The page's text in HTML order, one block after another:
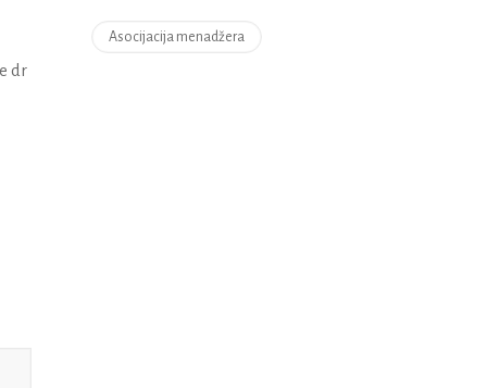
dr
Asocijacija menadžera